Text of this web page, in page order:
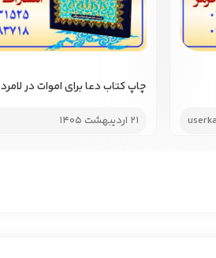
چاپ کتاب دعا برای اموات در لامرد
21 اردیبهشت 1405